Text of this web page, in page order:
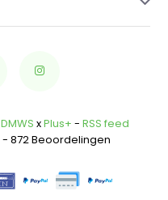
DMWS xPlus+ - RSS feed
- 872 Beoordelingen